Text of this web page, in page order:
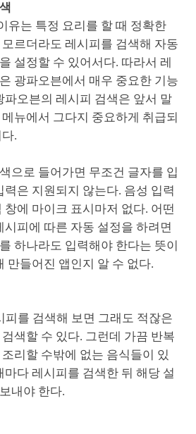
유는 특정 요리를 할 때 정확한
르더라도 레시피를 검색해 자동
설정할 수 있어서다. 따라서 레
광파오븐에서 매우 중요한 기능
파오븐의 레시피 검색은 앞서 말
뉴에서 그다지 중요하게 취급되
.
으로 들어가면 무조건 글자를 입
력은 지원되지 않는다. 음성 입력
창에 마이크 표시마저 없다. 어떤
시피에 따른 자동 설정을 하려면
하나라도 입력해야 한다는 뜻이
만들어진 앱인지 알 수 없다.
피를 검색해 보면 그래도 적잖은
색할 수 있다. 그런데 가끔 반복
리할 수밖에 없는 음식들이 있
마다 레시피를 검색한 뒤 해당 설
내야 한다.